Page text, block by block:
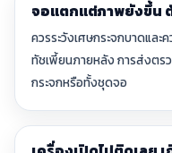
จอแตกแต่ภาพยังขึ้น
ควรระวังเศษกระจกบาดและ
ทัชเพี้ยนภายหลัง การส่งตรว
กระจกหรือทั้งชุดจอ